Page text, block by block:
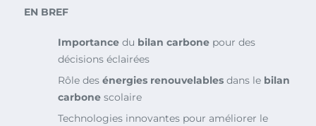
EN BREF
Importance du bilan carbone pour des
décisions éclairées
Rôle des énergies renouvelables dans le bilan
carbone scolaire
Technologies innovantes pour améliorer le